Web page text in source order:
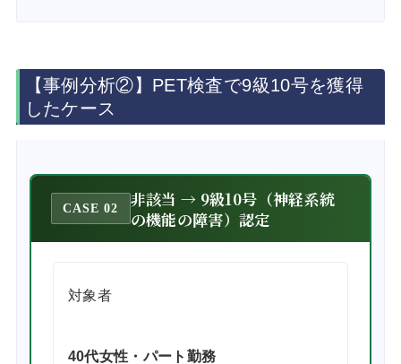
【事例分析②】PET検査で9級10号を獲得
したケース
CASE 02
非該当 → 9級10号（神経系統
の機能の障害）認定
対象者
40代女性・パート勤務